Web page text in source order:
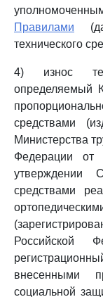
Правилами
технического
4) износ
определяемый
средствами
Министерства
Федерации
утверждении
средствами
Российской
внесенными
социальной